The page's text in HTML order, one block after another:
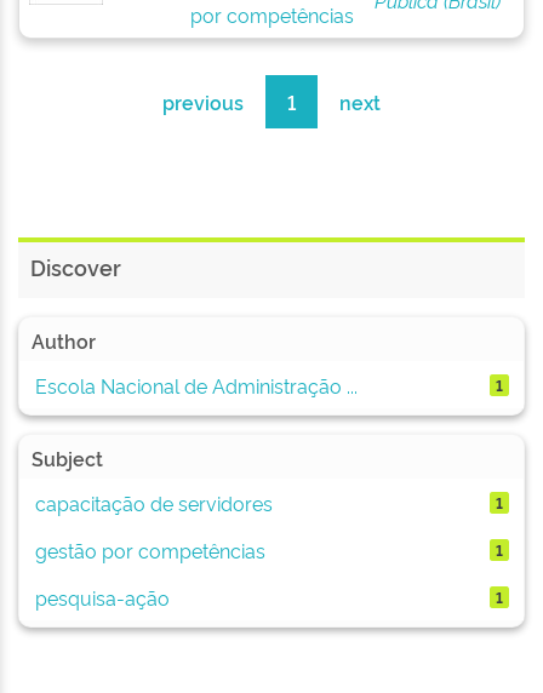
por competências
previous 1 next
Discover
Author
Escola Nacional de Administração ...
1
Subject
capacitação de servidores
1
gestão por competências 1
pesquisa-ação 1